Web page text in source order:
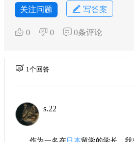
关注问题 写答案
0 0 0条评论
1个回答
s.22